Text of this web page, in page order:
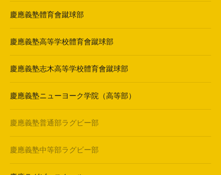
慶應義塾體育會蹴球部
慶應義塾高等学校體育會蹴球部
慶應義塾志木高等学校體育會蹴球部
慶應義塾ニューヨーク学院（高等部）
慶應義塾普通部ラグビー部
慶應義塾中等部ラグビー部